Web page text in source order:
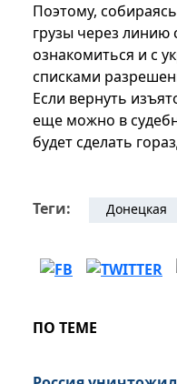
Поэтому,
грузы через линию
ознакомиться и с
списками
Если вернуть
еще можно в
будет сделать
Теги: Донецкая
ПО ТЕМЕ